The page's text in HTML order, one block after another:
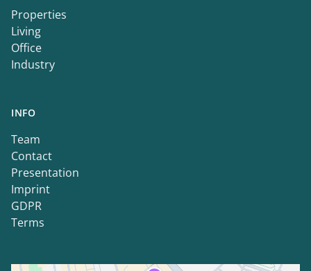
Properties
Living
Office
Industry
INFO
Team
Contact
Presentation
Imprint
GDPR
Terms